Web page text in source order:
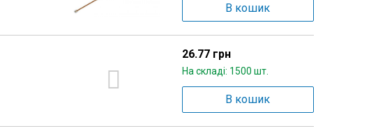
В кошик
26.77 грн
На складі: 1500 шт.
В кошик